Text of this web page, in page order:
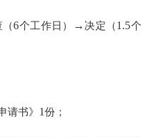
（6个工作日） → 决定（1.5个
请书》 1份；